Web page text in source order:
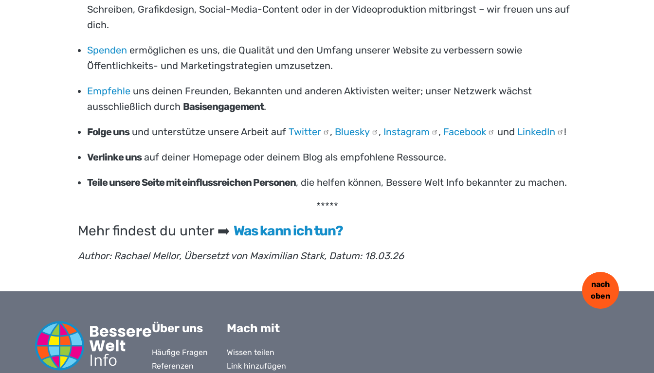
Schreiben, Grafikdesign, Social-Media-Content oder in der Videoproduktion mitbringst – wir freuen uns auf
dich.
Spenden ermöglichen es uns, die Qualität und den Umfang unserer Website zu verbessern sowie
Öffentlichkeits- und Marketingstrategien umzusetzen.
Empfehle uns deinen Freunden, Bekannten und anderen Aktivisten weiter; unser Netzwerk wächst
ausschließlich durch Basisengagement.
Folge unsund unterstütze unsere Arbeit auf Twitter , Bluesky , Instagram , Facebook und LinkedIn !
Verlinke unsauf deiner Homepage oder deinem Blog als empfohlene Ressource.
Teile unsere Seite mit einflussreichen Personen, die helfen können, Bessere Welt Info bekannter zu machen.
*****
Mehr findest du unter ➡️ Was kann ich tun?
Author: Rachael Mellor, Übersetzt von Maximilian Stark, Datum: 18.03.26
nach
oben
Über uns
Häufige Fragen
Referenzen
Mach mit
Wissen teilen
Link hinzufügen